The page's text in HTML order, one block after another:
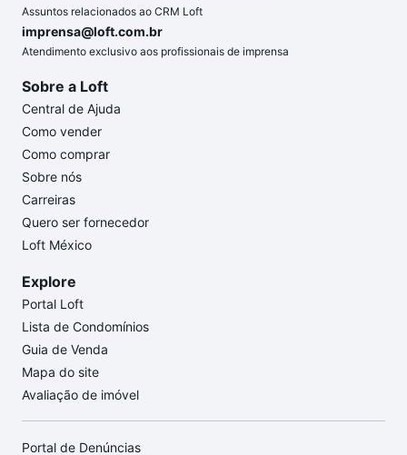
Assuntos relacionados ao CRM Loft
imprensa@loft.com.br
Atendimento exclusivo aos profissionais de imprensa
Sobre a Loft
Central de Ajuda
Como vender
Como comprar
Sobre nós
Carreiras
Quero ser fornecedor
Loft México
Explore
Portal Loft
Lista de Condomínios
Guia de Venda
Mapa do site
Avaliação de imóvel
Portal de Denúncias